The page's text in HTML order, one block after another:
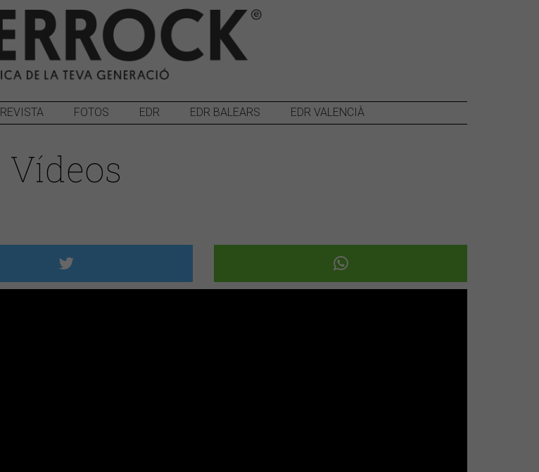
REVISTA FOTOS EDR EDR BALEARS EDR VALENCIÀ
Vídeos